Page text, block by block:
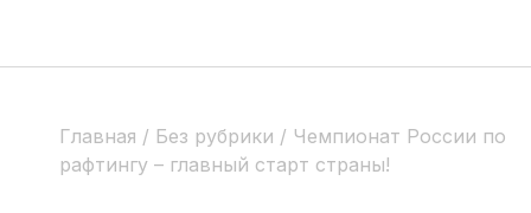
Главная / Без рубрики / Чемпионат России по
рафтингу – главный старт страны!